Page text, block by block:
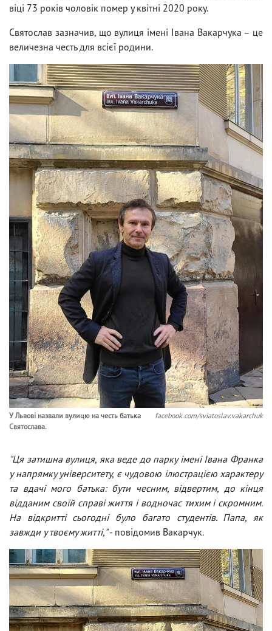
віці 73 років чоловік помер у квітні 2020 року.
Святослав зазначив, що вулиця імені Івана Вакарчука – це
величезна честь для всієї родини.
У Львові назвали вулицю на честь батька
Святослава.
facebook.com/sviatoslav.vakarchuk
"Ця затишна вулиця, яка веде до парку імені Івана Франка
у напрямку університету, є чудовою ілюстрацією характеру
та вдачі мого батька: бути чесним, відвертим, до кінця
відданим своїй справі життя і водночас тихим і скромним.
На відкритті сьогодні було багато студентів. Папа, як
завжди у твоєму житті,"- повідомив Вакарчук.